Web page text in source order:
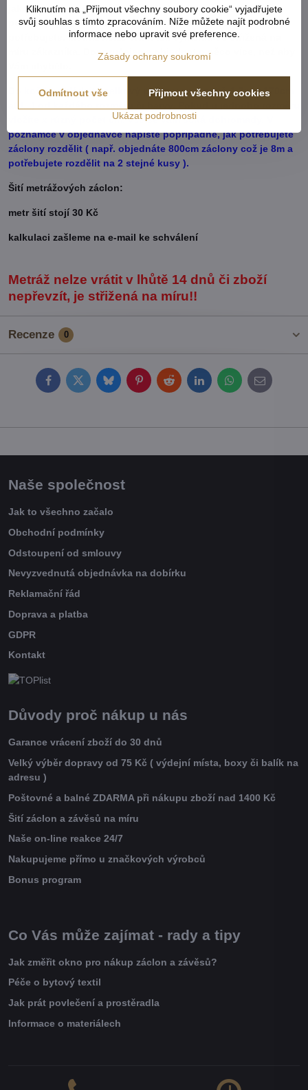
jak přijde záclona ustřižená vzhledem k tomu, že každý
potřebuje jiný rozměr. Vždy tedy vezměte více než
potřebujete. Metráž nelze vrátit ani vyměnit. Je střižená na
míru zákazníka. Doporučejeme objednat o něco více, než aby
Do košíku vkládejte celkový počet v cm ( např. 1,7m = 170cm
vložíte x různý počet cm, vše se vám sčítá dohromady. V
poznámce v objednávce napište popřípadně, jak potřebujete
záclony rozdělit ( např. objednáte 800cm záclony což je 8m a
potřebujete rozdělit na 2 stejné kusy ).
Šití metrážových záclon:
metr šití stojí 30 Kč
kalkulaci zašleme na e-mail ke schválení
Metráž nelze vrátit v lhůtě 14 dnů či zboží
nepřevzít, je střižená na míru!!
Recenze 0
FacebookTwitterBlueskyPinterestRedditLinkedInWhatsApp
E-
mail
Naše společnost
Jak to všechno začalo
Obchodní podmínky
Odstoupení od smlouvy
Nevyzvednutá objednávka na dobírku
Reklamační řád
Doprava a platba
GDPR
Kontakt
Důvody proč nákup u nás
Garance vrácení zboží do 30 dnů
Velký výběr dopravy od 75 Kč ( výdejní místa, boxy či balík na
adresu )
Poštovné a balné ZDARMA při nákupu zboží nad 1400 Kč
Šití záclon a závěsů na míru
Naše on-line reakce 24/7
Nakupujeme přímo u značkových výrobců
Bonus program
Co Vás může zajímat - rady a tipy
Jak změřit okno pro nákup záclon a závěsů?
Péče o bytový textil
Jak prát povlečení a prostěradla
Informace o materiálech
Kliknutím na „Přijmout všechny soubory cookie“ vyjadřujete
svůj souhlas s tímto zpracováním. Níže můžete najít podrobné
informace nebo upravit své preference.
Zásady ochrany soukromí
Ukázat podrobnosti
Přijmout všechny cookies
Odmítnout vše